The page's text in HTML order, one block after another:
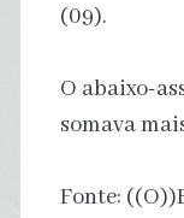
(09).
O abaixo-
somava
Fonte: